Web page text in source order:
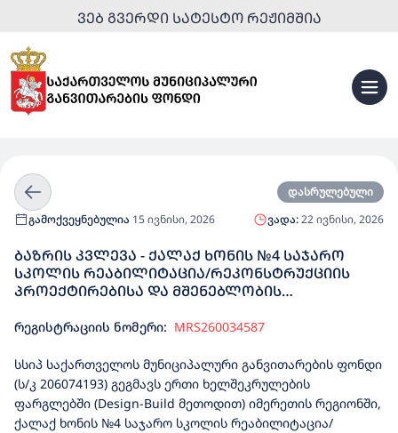
ᲕᲔᲑ ᲒᲕᲔᲠᲓᲘ ᲡᲐᲢᲔᲡᲢᲝ ᲠᲔᲟᲘᲛᲨᲘᲐ
დასრულებული
გამოქვეყნებულია 15 ივნისი, 2026 ვადა:22 ივნისი, 2026
ᲑᲐᲖᲠᲘᲡ ᲙᲕᲚᲔᲕᲐ - ᲥᲐᲚᲐᲥ ᲮᲝᲜᲘᲡ №4 ᲡᲐᲯᲐᲠᲝ
ᲡᲙᲝᲚᲘᲡ ᲠᲔᲐᲑᲘᲚᲘᲢᲐᲪᲘᲐ/ᲠᲔᲙᲝᲜᲡᲢᲠᲣᲥᲪᲘᲘᲡ
ᲞᲠᲝᲔᲥᲢᲘᲠᲔᲑᲘᲡᲐ ᲓᲐ ᲛᲨᲔᲜᲔᲑᲚᲝᲑᲘᲡ
რეგისტრაციის ნომერი: MRS260034587
სსიპ საქართველოს მუნიციპალური განვითარების ფონდი
(ს/კ 206074193) გეგმავს ერთი ხელშეკრულების
ფარგლებში (Design-Build მეთოდით) იმერეთის რეგიონში,
ქალაქ ხონის №4 საჯარო სკოლის რეაბილიტაცია/